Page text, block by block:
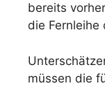
bereits
die Fernleihe
müssen die